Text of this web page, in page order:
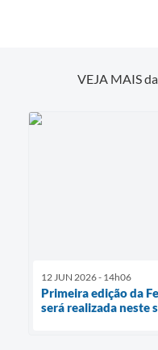
VEJA MAIS
12 JUN 2026 - 14h06
Primeira edição da
será realizada neste